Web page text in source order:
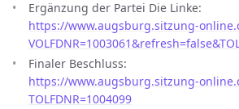
Ergänzung der Partei Die Linke:
https://www.augsburg.sitzung-
Finaler Beschluss:
https://www.augsburg.sitzung-
TOLFDNR=1004099